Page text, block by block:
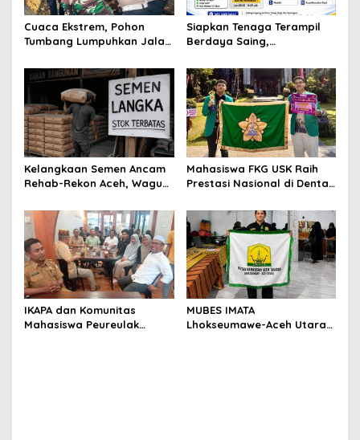
Cuaca Ekstrem, Pohon
Tumbang Lumpuhkan Jalan
Blangpidie
Siapkan Tenaga Terampil
Berdaya Saing,
Tamiang Buka Pelatihan
Kerja 2026
Kelangkaan Semen Ancam
Rehab-Rekon Aceh, Wagub
Mahasiswa FKG USK Raih
Prestasi Nasional di Dental
IKAPA dan Komunitas
Mahasiswa Peureulak
MUBES IMATA
Lhokseumawe-Aceh Utara